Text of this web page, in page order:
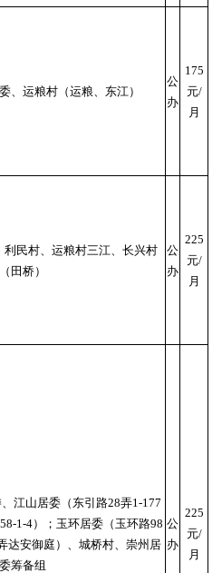
、运粮村（运粮、东江）
公
办
175
元/
月
民村、运粮村三江、长兴村
（田桥）
公
办
225
元/
月
江山居委（东引路28弄1-177
1-4）；玉环居委（玉环路98
达安御庭）、城桥村、崇州居
委筹备组
公
办
225
元/
月